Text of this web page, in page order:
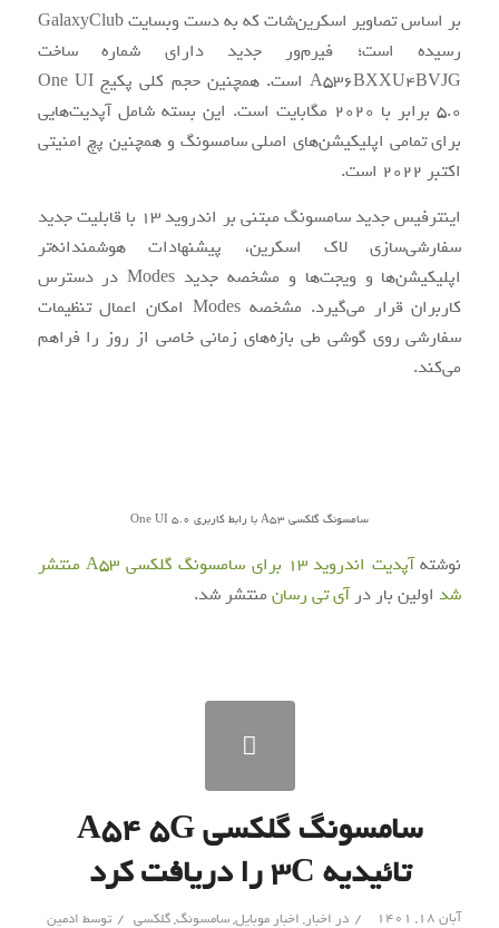
بر اساس تصاویر اسکرین‌شات که به دست وبسایت GalaxyClub
رسیده است؛ فیرم‌ور جدید دارای شماره ساخت
A536BXXU4BVJG است. همچنین حجم کلی پکیج One UI
5.0 برابر با 2020 مگابایت است. این بسته شامل آپدیت‌هایی
برای تمامی اپلیکیشن‌های اصلی سامسونگ و همچنین پچ امنیتی
اکتبر 2022 است.
اینترفیس جدید سامسونگ مبتنی بر اندروید 13 با قابلیت جدید
سفارشی‌سازی لاک اسکرین، پیشنهادات هوشمندانه‌تر
اپلیکیشن‌ها و ویجت‌ها و مشخصه جدید Modes در دسترس
کاربران قرار می‌گیرد. مشخصه Modes امکان اعمال تنظیمات
سفارشی روی گوشی طی بازه‌های زمانی خاصی از روز را فراهم
می‌کند.
سامسونگ گلکسی A53 با رابط کاربری One UI 5.0
نوشته
آپدیت اندروید 13 برای سامسونگ گلکسی A53 منتشر
شداولین بار درآی‌ تی‌ رسانمنتشر شد.
سامسونگ گلکسی A54 5G
تائیدیه ۳C را دریافت کرد
آبان ۱۸, ۱۴۰۱ / در اخبار, اخبار موبایل,سامسونگ,گلکسی / توسط ادمین